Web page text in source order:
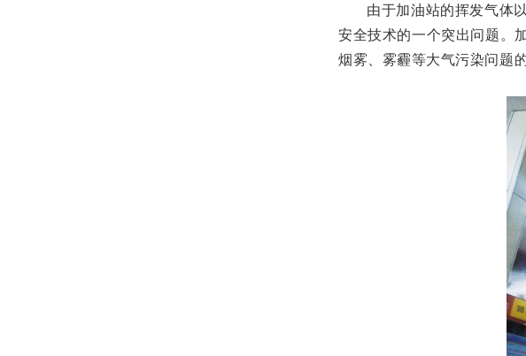
由于加油站的挥发气体
安全技术的一个突出问题。
烟雾、雾霾等大气污染问题的